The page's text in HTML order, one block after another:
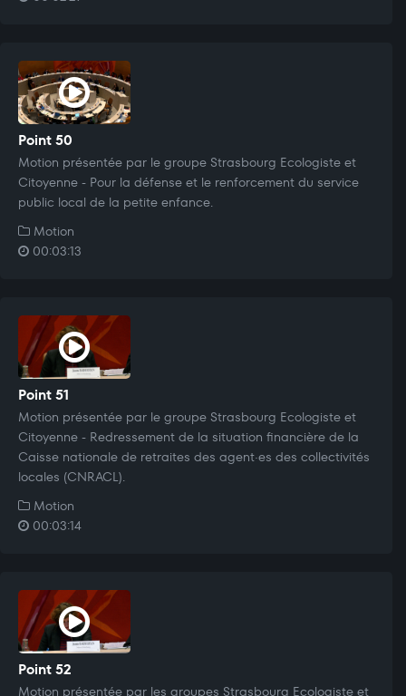
Point 50
Motion présentée par le groupe Strasbourg Ecologiste et
Citoyenne - Pour la défense et le renforcement du service
public local de la petite enfance.
Motion
00:03:13
Point 51
Motion présentée par le groupe Strasbourg Ecologiste et
Citoyenne - Redressement de la situation financière de la
Caisse nationale de retraites des agent·es des collectivités
locales (CNRACL).
Motion
00:03:14
Point 52
Motion présentée par les groupes Strasbourg Ecologiste et